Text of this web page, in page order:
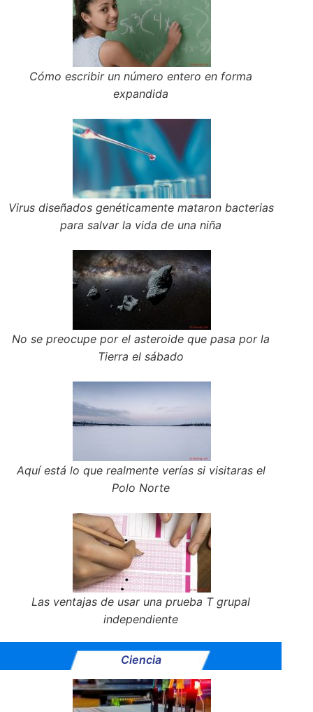
Cómo escribir un número entero en forma
expandida
Virus diseñados genéticamente mataron bacterias
para salvar la vida de una niña
No se preocupe por el asteroide que pasa por la
Tierra el sábado
Aquí está lo que realmente verías si visitaras el
Polo Norte
Las ventajas de usar una prueba T grupal
independiente
Ciencia